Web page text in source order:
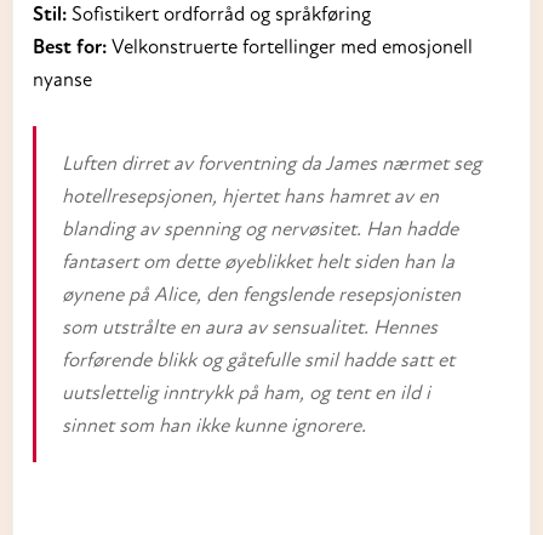
Stil: Sofistikert ordforråd og språkføring
Best for: Velkonstruerte fortellinger med emosjonell
nyanse
Luften dirret av forventning da James nærmet seg
hotellresepsjonen, hjertet hans hamret av en
blanding av spenning og nervøsitet. Han hadde
fantasert om dette øyeblikket helt siden han la
øynene på Alice, den fengslende resepsjonisten
som utstrålte en aura av sensualitet. Hennes
forførende blikk og gåtefulle smil hadde satt et
uutslettelig inntrykk på ham, og tent en ild i
sinnet som han ikke kunne ignorere.